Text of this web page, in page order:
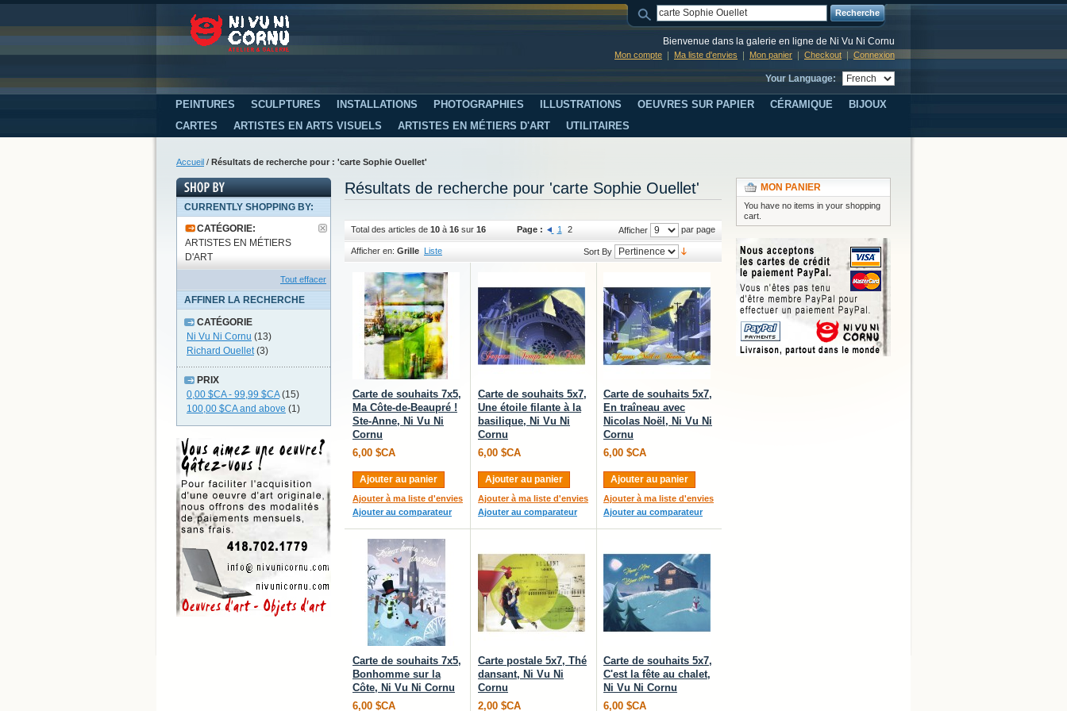
Recherche
Bienvenue dans la galerie en ligne de Ni Vu Ni Cornu
Mon compte Ma liste d'envies Mon panier Checkout Connexion
Your Language:
PEINTURES SCULPTURES INSTALLATIONS PHOTOGRAPHIES ILLUSTRATIONS OEUVRES SUR PAPIER CÉRAMIQUE
BIJOUX
CARTES
ARTISTES EN ARTS VISUELS ARTISTES EN MÉTIERS D'ART UTILITAIRES
Accueil / Résultats de recherche pour : 'carte Sophie Ouellet'
Résultats de recherche pour 'carte Sophie Ouellet'
Total des articles de 10 à 16 sur 16 Afficher par page
Page : 1 2
Afficher en: Grille Liste Sort By
Carte de souhaits 7x5,
Ma Côte-de-Beaupré !
Ste-Anne, Ni Vu Ni
Cornu
6,00 $CA
Ajouter au panier
Ajouter à ma liste d'envies
Ajouter au comparateur
Carte de souhaits 5x7,
Une étoile filante à la
basilique, Ni Vu Ni
Cornu
6,00 $CA
Ajouter au panier
Ajouter à ma liste d'envies
Ajouter au comparateur
Carte de souhaits 5x7,
En traîneau avec
Nicolas Noël, Ni Vu Ni
Cornu
6,00 $CA
Ajouter au panier
Ajouter à ma liste d'envies
Ajouter au comparateur
Carte de souhaits 7x5,
Bonhomme sur la
Côte, Ni Vu Ni Cornu
6,00 $CA
Carte postale 5x7, Thé
dansant, Ni Vu Ni
Cornu
2,00 $CA
Carte de souhaits 5x7,
C'est la fête au chalet,
Ni Vu Ni Cornu
6,00 $CA
CURRENTLY SHOPPING BY:
CATÉGORIE:
ARTISTES EN MÉTIERS
D'ART
Tout effacer
AFFINER LA RECHERCHE
CATÉGORIE
Ni Vu Ni Cornu (13)
Richard Ouellet(3)
PRIX
0,00 $CA- 99,99 $CA(15)
100,00 $CAand above (1)
MON PANIER
You have no items in your shopping
cart.